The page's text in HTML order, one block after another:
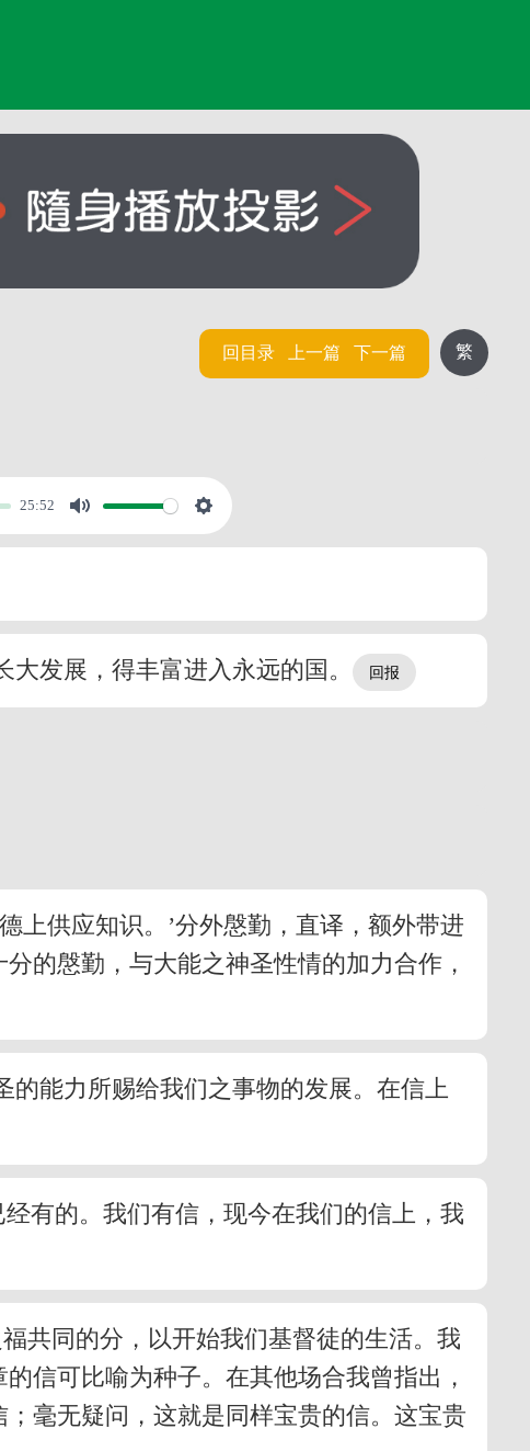
繁
回目录 上一篇 下一篇
25:52
大发展，得丰富进入永远的国。
上供应知识。’分外慇勤，直译，额外带进
的慇勤，与大能之神圣性情的加力合作，
能力所赐给我们之事物的发展。在信上
有的。我们有信，现今在我们的信上，我
共同的分，以开始我们基督徒的生活。我
信可比喻为种子。在其他场合我曾指出，
毫无疑问，这就是同样宝贵的信。这宝贵